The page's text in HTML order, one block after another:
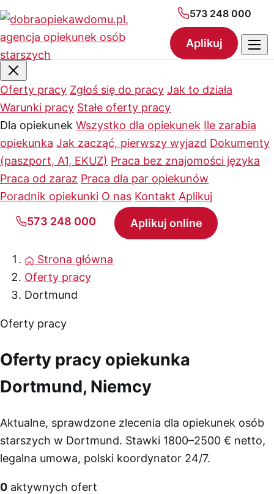
573 248 000
Aplikuj
Oferty pracy Zgłoś się do pracy Jak to działa
Warunki pracy Stałe oferty pracy
Dla opiekunek Wszystko dla opiekunek Ile zarabia
opiekunka Jak zacząć, pierwszy wyjazd Dokumenty
(paszport, A1, EKUZ) Praca bez znajomości języka
Praca od zaraz Praca dla par opiekunów
Poradnik opiekunki O nas Kontakt Aplikuj
573 248 000
Aplikuj online
Strona główna
Oferty pracy
Dortmund
Oferty pracy
Oferty pracy opiekunka
Dortmund, Niemcy
Aktualne, sprawdzone zlecenia dla opiekunek osób
starszych w Dortmund. Stawki 1800–2500 € netto,
legalna umowa, polski koordynator 24/7.
0 aktywnych ofert